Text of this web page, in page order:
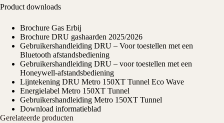
Product downloads
Brochure Gas Erbij
Brochure DRU gashaarden 2025/2026
Gebruikershandleiding DRU – Voor toestellen met een
Bluetooth afstandsbediening
Gebruikershandleiding DRU – voor toestellen met een
Honeywell-afstandsbediening
Lijntekening DRU Metro 150XT Tunnel Eco Wave
Energielabel Metro 150XT Tunnel
Gebruikershandleiding Metro 150XT Tunnel
Download informatieblad
Gerelateerde producten